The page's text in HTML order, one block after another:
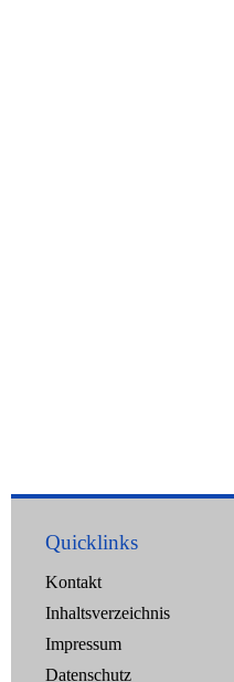
Quicklinks
Kontakt
Inhaltsverzeichnis
Impressum
Datenschutz